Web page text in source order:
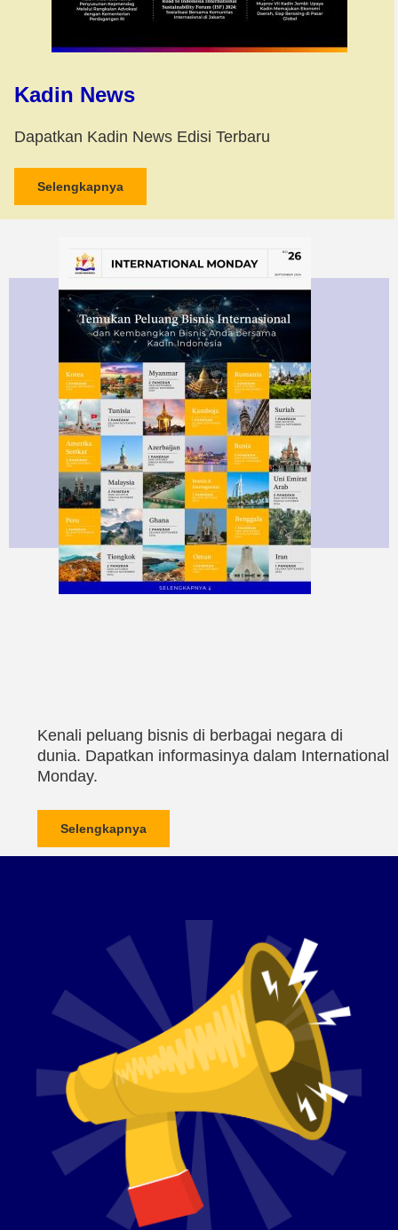
Kadin News
Dapatkan Kadin News Edisi Terbaru
Selengkapnya
Kenali peluang bisnis di berbagai negara di
dunia. Dapatkan informasinya dalam International
Monday.
Selengkapnya